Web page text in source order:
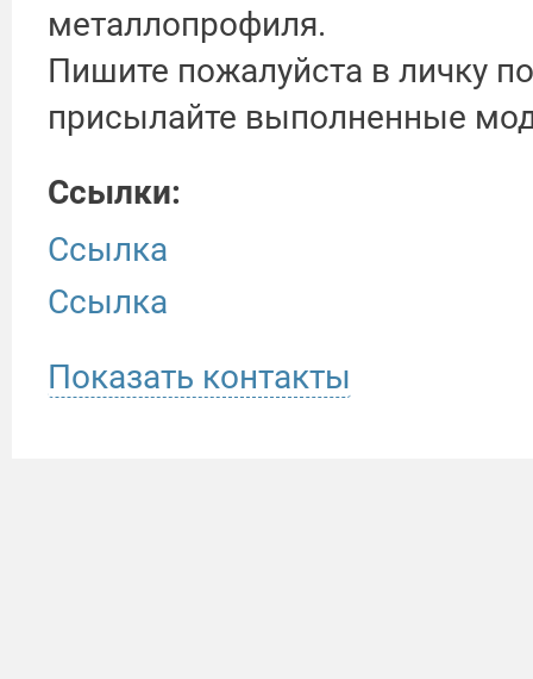
металлопрофиля.
Пишите пожалуйста в личку
присылайте выполненные
Ссылки:
Ссылка
Ссылка
Показать контакты